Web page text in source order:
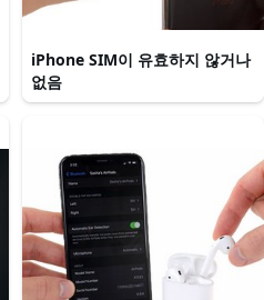
iPhone SIM이 유효하지 않거나
없음